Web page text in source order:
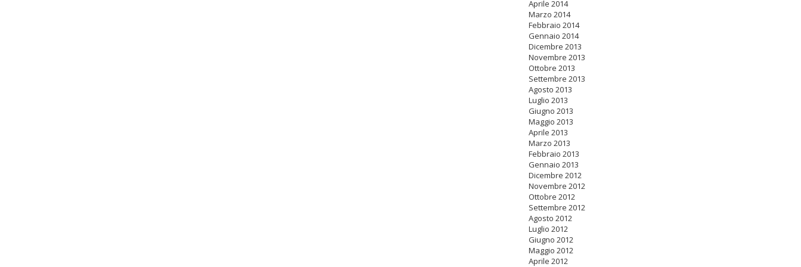
Aprile 2014
Marzo 2014
Febbraio 2014
Gennaio 2014
Dicembre 2013
Novembre 2013
Ottobre 2013
Settembre 2013
Agosto 2013
Luglio 2013
Giugno 2013
Maggio 2013
Aprile 2013
Marzo 2013
Febbraio 2013
Gennaio 2013
Dicembre 2012
Novembre 2012
Ottobre 2012
Settembre 2012
Agosto 2012
Luglio 2012
Giugno 2012
Maggio 2012
Aprile 2012